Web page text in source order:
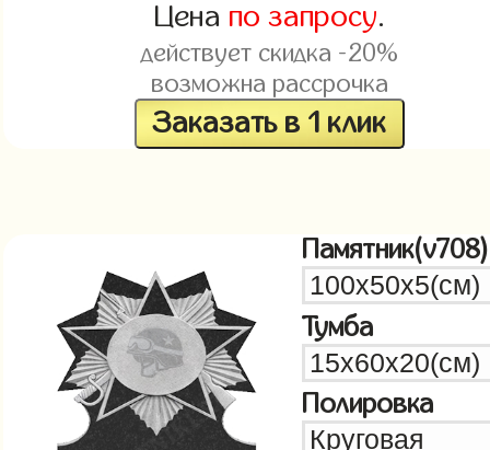
Цена по запросу.
действует скидка -20%
возможна рассрочка
Заказать в 1 клик
Памятник(v708)
Тумба
Полировка